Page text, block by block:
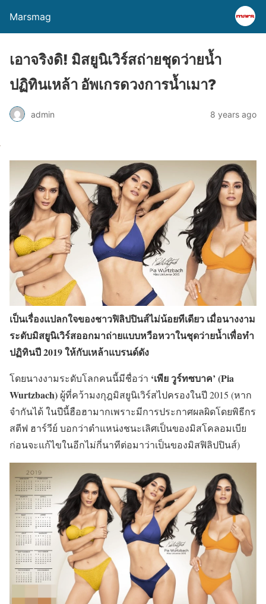
Marsmag
เอาจริงดิ! มิสยูนิเวิร์สถ่ายชุดว่ายน้ำ
ปฏิทินเหล้า อัพเกรดวงการน้ำเมา?
admin 8 years ago
เป็นเรื่องแปลกใจของชาวฟิลิปปินส์ไม่น้อยทีเดียว เมื่อนางงาม
ระดับมิสยูนิเวิร์สออกมาถ่ายแบบหวือหวาในชุดว่ายน้ำเพื่อทำ
ปฏิทินปี 2019 ให้กับเหล้าแบรนด์ดัง
โดยนางงามระดับโลกคนนี้มีชื่อว่า ‘เพีย วูร์ทซบาค’ (Pia
Wurtzbach) ผู้ที่คว้ามงกุฎมิสยูนิเวิร์สไปครองในปี 2015 (หาก
จำกันได้ ในปีนี้ฮือฮามากเพราะมีการประกาศผลผิดโดยพิธีกร
สตีฟ ฮาร์วีย์ บอกว่าตำแหน่งชนะเลิศเป็นของมิสโคลอมเบีย
ก่อนจะแก้ไขในอีกไม่กี่นาทีต่อมาว่าเป็นของมิสฟิลิปปินส์)